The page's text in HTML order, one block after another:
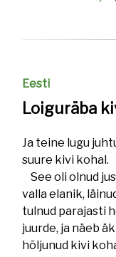
Eesti
Loiguräba
Ja teine lugu
suure kivi kohal.
See oli olnud
valla elanik,
tulnud parajasti
juurde, ja näeb
hõljunud kivi